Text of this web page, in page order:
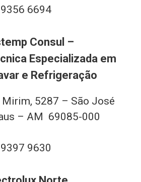
6694
Consul –
Especializada em
e Refrigeração
Mirim, 5287 – São José
– AM 69085-000
9630